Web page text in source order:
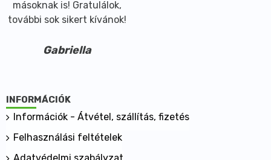
másoknak is! Gratulálok,
további sok sikert kívánok!
Gabriella
INFORMÁCIÓK
Információk - Átvétel, szállítás, fizetés
Felhasználási feltételek